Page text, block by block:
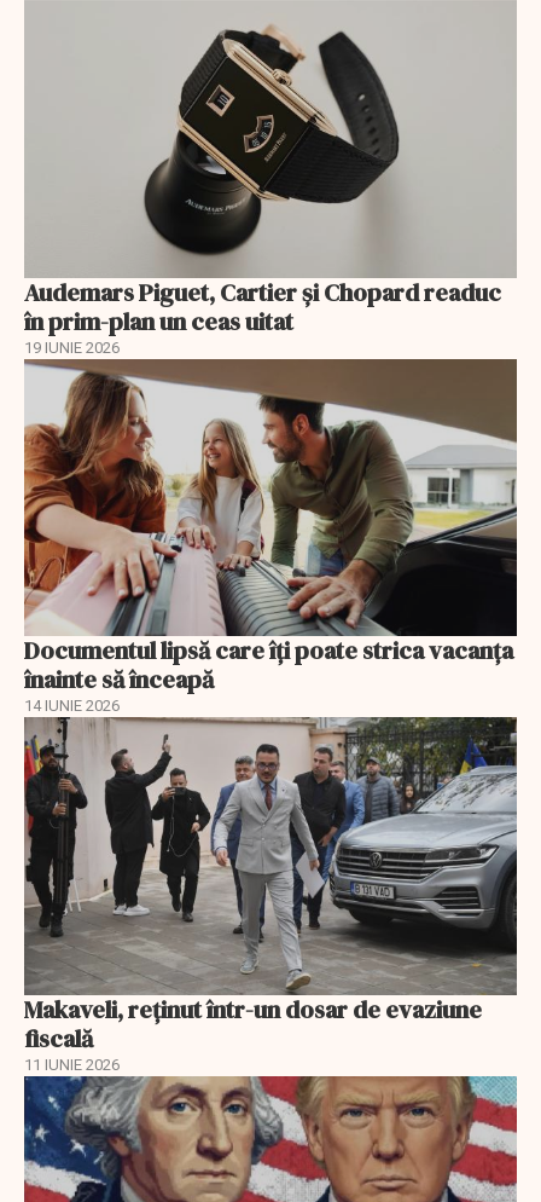
Audemars Piguet, Cartier și Chopard readuc
în prim-plan un ceas uitat
19 IUNIE 2026
Documentul lipsă care îți poate strica vacanța
înainte să înceapă
14 IUNIE 2026
Makaveli, reţinut într-un dosar de evaziune
fiscală
11 IUNIE 2026